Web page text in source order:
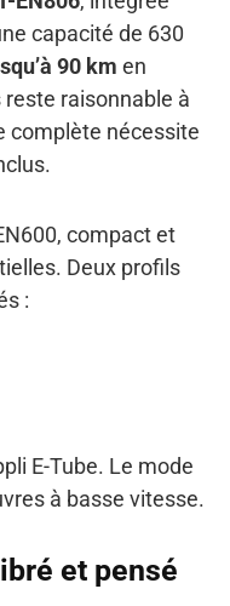
capacité de 630
90 km en
raisonnable à
complète nécessite
compact et
Deux profils
:
E-Tube. Le mode
à basse vitesse.
et pensé